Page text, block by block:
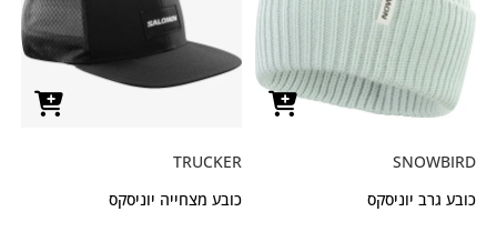
SNOWBIRD
כובע גרב יוניסקס
TRUCKER
כובע מצחייה יוניסקס